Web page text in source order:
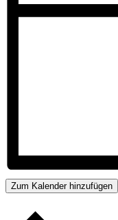
Zum Kalender hinzufügen